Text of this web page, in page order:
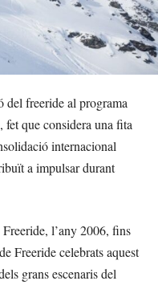
freeride al programa
que considera una fita
internacional
a impulsar durant
l’any 2006, fins
Freeride celebrats aquest
grans escenaris del